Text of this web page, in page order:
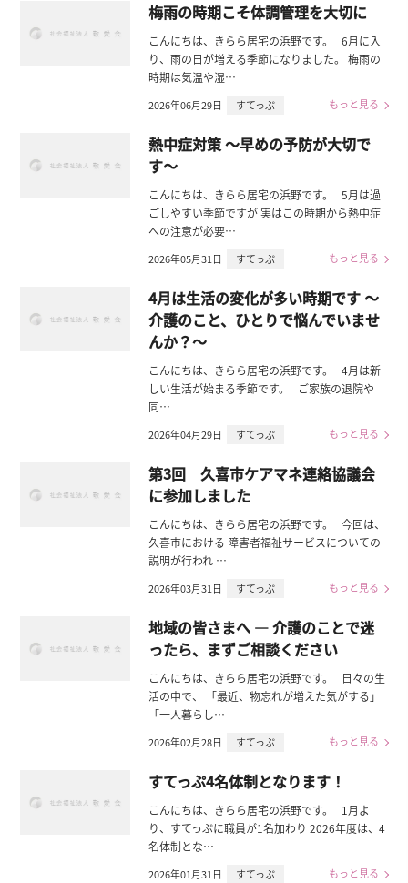
梅雨の時期こそ体調管理を大切に
こんにちは、きらら居宅の浜野です。 6月に入
り、雨の日が増える季節になりました。 梅雨の
時期は気温や湿…
2026年06月29日 すてっぷ もっと見る
熱中症対策 〜早めの予防が大切で
す〜
こんにちは、きらら居宅の浜野です。 5月は過
ごしやすい季節ですが 実はこの時期から熱中症
への注意が必要…
2026年05月31日 すてっぷ もっと見る
4月は生活の変化が多い時期です 〜
介護のこと、ひとりで悩んでいませ
んか？〜
こんにちは、きらら居宅の浜野です。 4月は新
しい生活が始まる季節です。 ご家族の退院や
同…
2026年04月29日 すてっぷ もっと見る
第3回 久喜市ケアマネ連絡協議会
に参加しました
こんにちは、きらら居宅の浜野です。 今回は、
久喜市における 障害者福祉サービスについての
説明が行われ …
2026年03月31日 すてっぷ もっと見る
地域の皆さまへ ― 介護のことで迷
ったら、まずご相談ください
こんにちは、きらら居宅の浜野です。 日々の生
活の中で、 「最近、物忘れが増えた気がする」
「一人暮らし…
2026年02月28日 すてっぷ もっと見る
すてっぷ4名体制となります！
こんにちは、きらら居宅の浜野です。 1月よ
り、すてっぷに職員が1名加わり 2026年度は、4
名体制とな…
2026年01月31日 すてっぷ もっと見る